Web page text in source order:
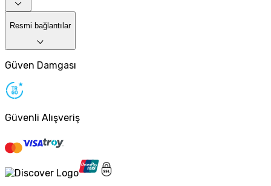
Resmi bağlantılar
Güven Damgası
Güvenli Alışveriş